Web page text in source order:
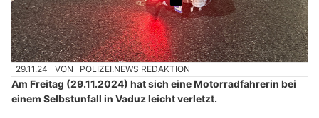
29.11.24 VON POLIZEI.NEWS REDAKTION
Am Freitag (29.11.2024) hat sich eine Motorradfahrerin bei
einem Selbstunfall in Vaduz leicht verletzt.